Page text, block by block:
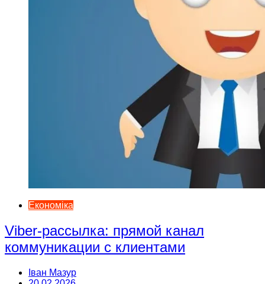
Економіка
Viber-рассылка: прямой канал
коммуникации с клиентами
Іван Мазур